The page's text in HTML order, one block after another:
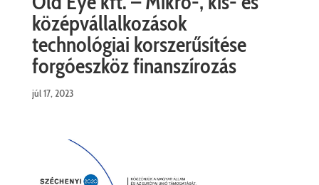
középvállalkozások
technológiai korszerűsítése
forgóeszköz finanszírozás
júl 17, 2023